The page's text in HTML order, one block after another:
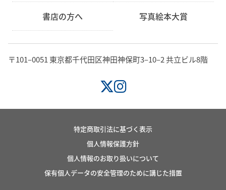
書店の方へ 写真絵本大賞
〒101‒0051 東京都千代田区神田神保町3‒10‒2 共立ビル8階
特定商取引法に基づく表示
個人情報保護方針
個人情報のお取り扱いについて
保有個人データの安全管理のために講じた措置